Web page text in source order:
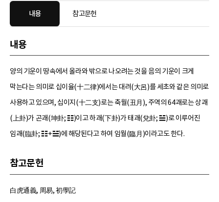
내용 참고문헌
내용
양의 기운이 땅속에서 올라와 밖으로 나오려는 것을 음의 기운이 크게
막는다는 의미로 십이율(十二律)에서는 대려(大呂)를 세초와 같은 의미로
사용하고 있으며, 십이지(十二支)로는 축월(丑月), 주역의 64괘로는 상괘
(上卦)가 곤괘(坤卦; ☷)이고 하괘(下卦)가 태괘(兌卦; ☱)로 이루어진
임괘(臨卦; ☷+☱)에 해당된다고 하여 임월(臨月)이라고도 한다.
참고문헌
白虎通義, 周易, 初學記